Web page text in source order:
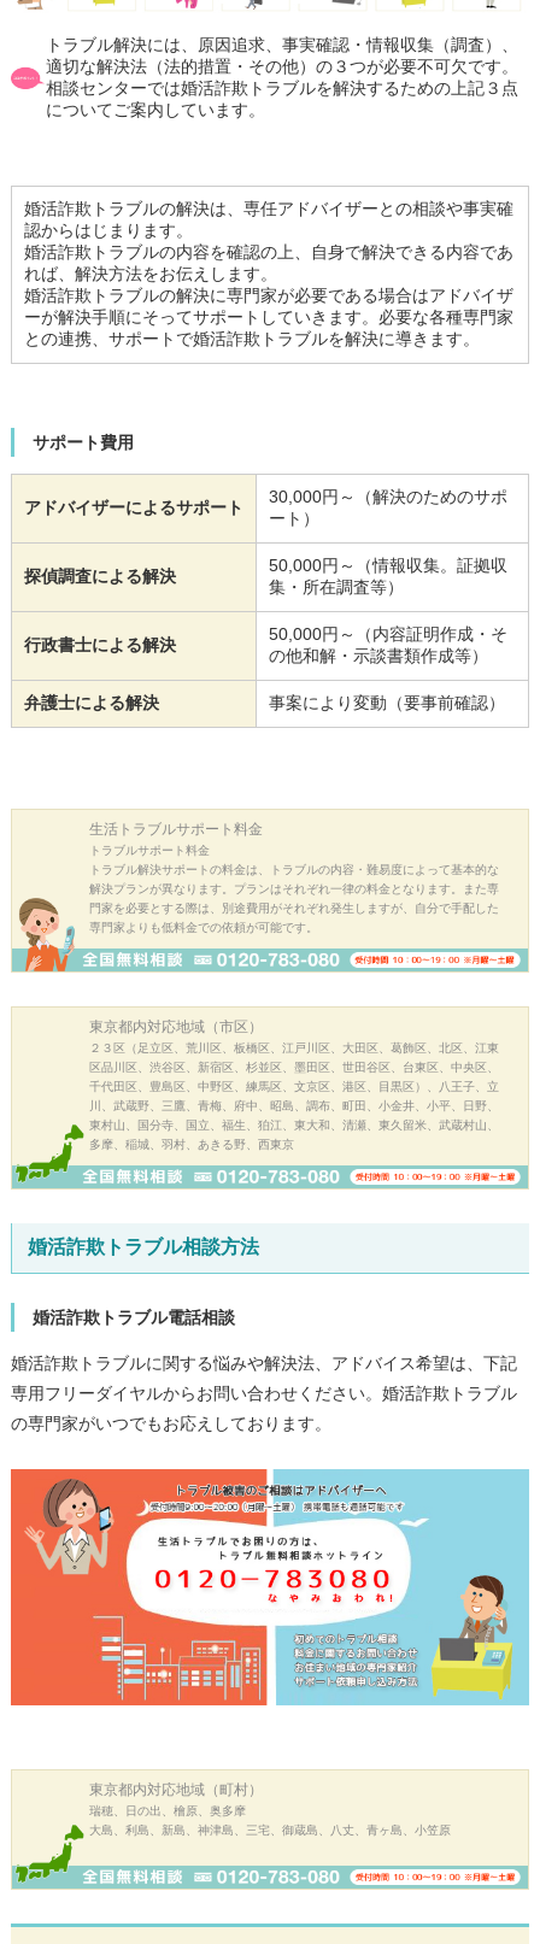
トラブル解決には、原因追求、事実確認・情報収集（調査）、
適切な解決法（法的措置・その他）の３つが必要不可欠です。
相談センターでは婚活詐欺トラブルを解決するための上記３点
についてご案内しています。
婚活詐欺トラブルの解決は、専任アドバイザーとの相談や事実確
認からはじまります。
婚活詐欺トラブルの内容を確認の上、自身で解決できる内容であ
れば、解決方法をお伝えします。
婚活詐欺トラブルの解決に専門家が必要である場合はアドバイザ
ーが解決手順にそってサポートしていきます。必要な各種専門家
との連携、サポートで婚活詐欺トラブルを解決に導きます。
サポート費用
アドバイザーによるサポート
30,000円～（解決のためのサポ
ート）
探偵調査による解決
50,000円～（情報収集。証拠収
集・所在調査等）
行政書士による解決
50,000円～（内容証明作成・そ
の他和解・示談書類作成等）
弁護士による解決 事案により変動（要事前確認）
生活トラブルサポート料金
トラブルサポート料金
トラブル解決サポートの料金は、トラブルの内容・難易度によって基本的な
解決プランが異なります。プランはそれぞれ一律の料金となります。また専
門家を必要とする際は、別途費用がそれぞれ発生しますが、自分で手配した
専門家よりも低料金での依頼が可能です。
東京都内対応地域（市区）
２３区（足立区、荒川区、板橋区、江戸川区、大田区、葛飾区、北区、江東
区品川区、渋谷区、新宿区、杉並区、墨田区、世田谷区、台東区、中央区、
千代田区、豊島区、中野区、練馬区、文京区、港区、目黒区）、八王子、立
川、武蔵野、三鷹、青梅、府中、昭島、調布、町田、小金井、小平、日野、
東村山、国分寺、国立、福生、狛江、東大和、清瀬、東久留米、武蔵村山、
多摩、稲城、羽村、あきる野、西東京
婚活詐欺トラブル相談方法
婚活詐欺トラブル電話相談
婚活詐欺トラブルに関する悩みや解決法、アドバイス希望は、下記
専用フリーダイヤルからお問い合わせください。婚活詐欺トラブル
の専門家がいつでもお応えしております。
東京都内対応地域（町村）
瑞穂、日の出、檜原、奥多摩
大島、利島、新島、神津島、三宅、御蔵島、八丈、青ヶ島、小笠原